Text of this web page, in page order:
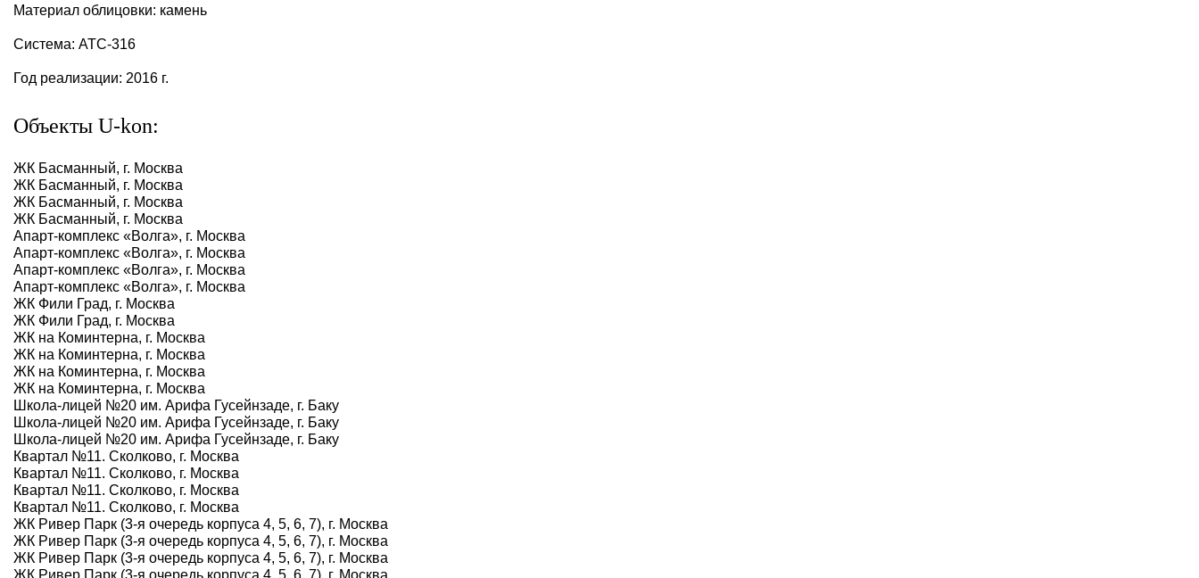
Материал облицовки: камень
Система: АТС-316
Год реализации: 2016 г.
Объекты U-kon:
ЖК Басманный, г. Москва
ЖК Басманный, г. Москва
ЖК Басманный, г. Москва
ЖК Басманный, г. Москва
Апарт-комплекс «Волга», г. Москва
Апарт-комплекс «Волга», г. Москва
Апарт-комплекс «Волга», г. Москва
Апарт-комплекс «Волга», г. Москва
ЖК Фили Град, г. Москва
ЖК Фили Град, г. Москва
ЖК на Коминтерна, г. Москва
ЖК на Коминтерна, г. Москва
ЖК на Коминтерна, г. Москва
ЖК на Коминтерна, г. Москва
Школа-лицей №20 им. Арифа Гусейнзаде, г. Баку
Школа-лицей №20 им. Арифа Гусейнзаде, г. Баку
Школа-лицей №20 им. Арифа Гусейнзаде, г. Баку
Квартал №11. Сколково, г. Москва
Квартал №11. Сколково, г. Москва
Квартал №11. Сколково, г. Москва
Квартал №11. Сколково, г. Москва
ЖК Ривер Парк (3-я очередь корпуса 4, 5, 6, 7), г. Москва
ЖК Ривер Парк (3-я очередь корпуса 4, 5, 6, 7), г. Москва
ЖК Ривер Парк (3-я очередь корпуса 4, 5, 6, 7), г. Москва
ЖК Ривер Парк (3-я очередь корпуса 4, 5, 6, 7), г. Москва